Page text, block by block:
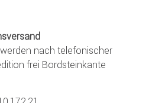
nach telefonischer
frei Bordsteinkante